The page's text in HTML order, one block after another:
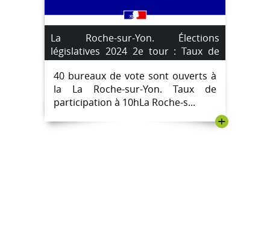
La Roche-sur-Yon. Élections
législatives 2024 2e tour : Taux de
participation heure par heure.
40 bureaux de vote sont ouverts à
la La Roche-sur-Yon. Taux de
participation à 10hLa Roche-s...
+